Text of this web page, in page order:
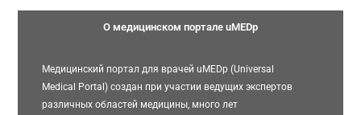
О медицинском портале uMEDp
Медицинский портал для врачей uMEDp (Universal
Medical Portal) создан при участии ведущих экспертов
различных областей медицины, много лет